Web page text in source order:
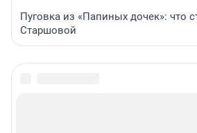
Пуговка из «Папиных дочек»: что
Старшовой